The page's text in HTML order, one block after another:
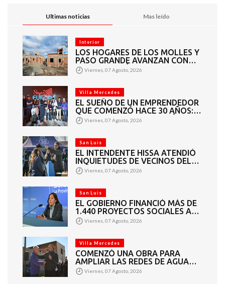
Ultimas noticias Mas leído
Interior
LOS HOGARES DE LOS MOLLES Y
PASO GRANDE AVANZAN CON
MAMPOSTERÍA E
INSTALACIONES
Viernes, 07 Agosto, 2026
Villa Mercedes
EL SUEÑO DE UN EMPRENDEDOR
QUE COMENZÓ HACE 30 AÑOS:
SUPER EUROPA INAUGURÓ SU
CUARTA SUCURSAL EN VILLA
Viernes, 07 Agosto, 2026
San Luis
EL INTENDENTE HISSA ATENDIÓ
INQUIETUDES DE VECINOS DEL
BARRIO AMPPARE
Viernes, 07 Agosto, 2026
San Luis
EL GOBIERNO FINANCIÓ MÁS DE
1.440 PROYECTOS SOCIALES A
2.200 ENTIDADES DE TODA LA
PROVINCIA
Viernes, 07 Agosto, 2026
Villa Mercedes
COMENZÓ UNA OBRA PARA
AMPLIAR LAS REDES DE AGUA
POTABLE Y CLOACAS EN VILLA
MERCEDES
Viernes, 07 Agosto, 2026